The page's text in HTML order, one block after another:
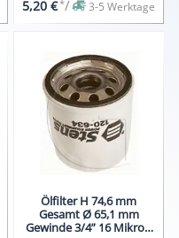
5,20 €*/ 3-5 Werktage
Ölfilter H 74,6 mm
Gesamt Ø 65,1 mm
Gewinde 3/4” 16 Mikron